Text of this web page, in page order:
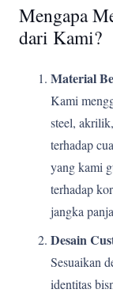
Mengapa
dari Kami?
Material
Kami
steel,
terhadap
yang kami
terhadap
jangka
Desain
Sesuaikan
identitas